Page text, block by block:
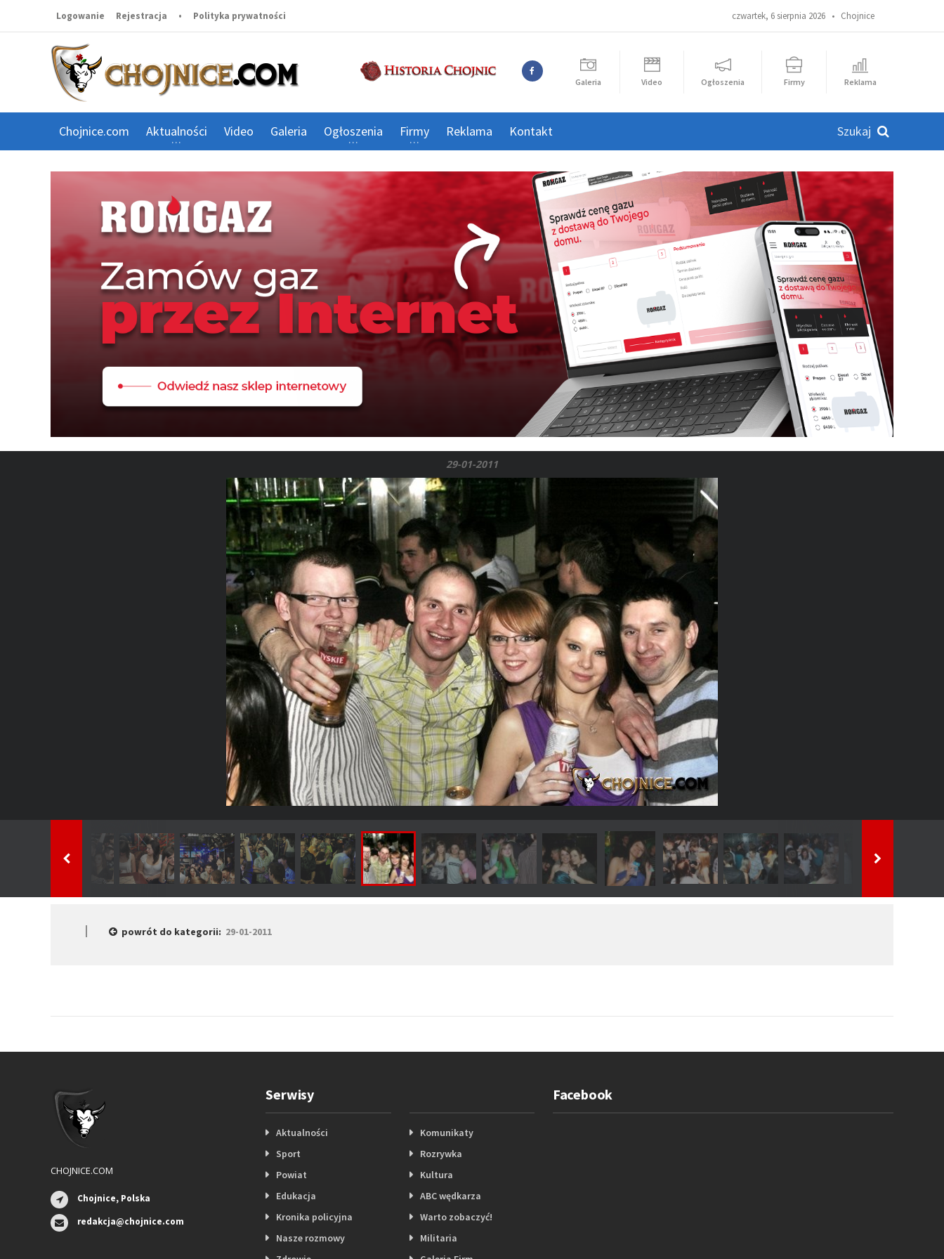
czwartek, 6 sierpnia 2026 • Chojnice
Logowanie Rejestracja • Polityka prywatności
Galeria Video Ogłoszenia Firmy Reklama
Chojnice.com Aktualności Video Galeria Ogłoszenia Firmy Reklama Kontakt
29-01-2011
powrót do kategorii: 29-01-2011
CHOJNICE.COM
Chojnice, Polska
redakcja@chojnice.com
Serwisy
Aktualności
Sport
Powiat
Edukacja
Kronika policyjna
Nasze rozmowy
Komunikaty
Rozrywka
Kultura
ABC wędkarza
Warto zobaczyć!
Militaria
Facebook